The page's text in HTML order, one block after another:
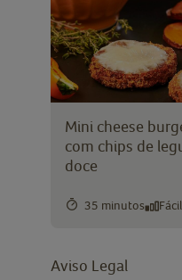
Mini cheese
com chips de
doce
35 minutos Fácil
Aviso Legal